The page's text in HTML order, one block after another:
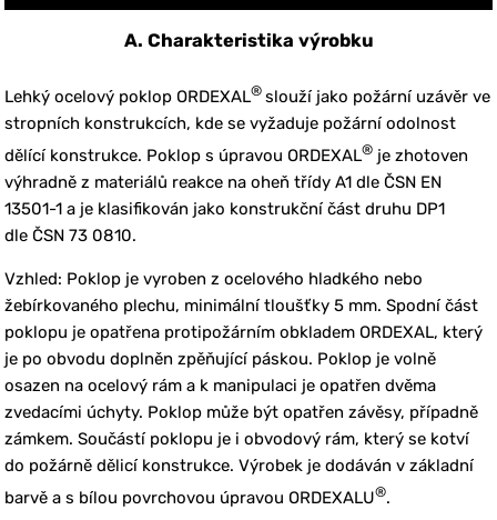
A. Charakteristika výrobku
Lehký ocelový poklop ORDEXAL® slouží jako požární uzávěr ve
stropních konstrukcích, kde se vyžaduje požární odolnost
dělící konstrukce. Poklop s úpravou ORDEXAL® je zhotoven
výhradně z materiálů reakce na oheň třídy A1 dle ČSN EN
13501-1 a je klasifikován jako konstrukční část druhu DP1
dle ČSN 73 0810.
Vzhled: Poklop je vyroben z ocelového hladkého nebo
žebírkovaného plechu, minimální tloušťky 5 mm. Spodní část
poklopu je opatřena protipožárním obkladem ORDEXAL, který
je po obvodu doplněn zpěňující páskou. Poklop je volně
osazen na ocelový rám a k manipulaci je opatřen dvěma
zvedacími úchyty. Poklop může být opatřen závěsy, případně
zámkem. Součástí poklopu je i obvodový rám, který se kotví
do požárně dělicí konstrukce. Výrobek je dodáván v základní
barvě a s bílou povrchovou úpravou ORDEXALU®.